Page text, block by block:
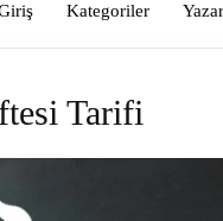
Kategoriler
Tarifi